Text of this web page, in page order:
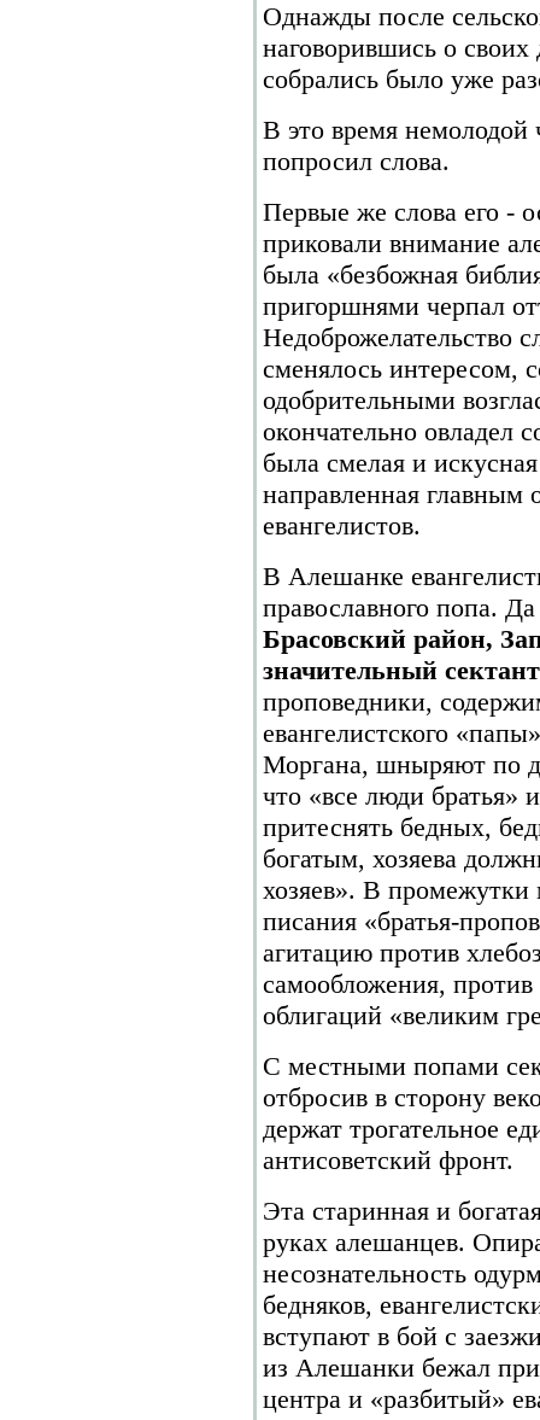
Однажды после
наговорившись о
собрались было уже
В это время немолодой
попросил слова.
Первые же слова его -
приковали внимание
была «безбожная
пригоршнями черпал
Недоброжелательство
сменялось интересом,
одобрительными
окончательно овладел
была смелая и
направленная главным
евангелистов.
В Алешанке
православного попа.
Брасовский район,
значительный
проповедники,
евангелистского
Моргана, шныряют по
что «все люди братья»
притеснять бедных,
богатым, хозяева
хозяев». В
писания «братья-
агитацию против
самообложения, против
облигаций «великим
С местными попами
отбросив в сторону
держат трогательное
антисоветский фронт.
Эта старинная и
руках алешанцев.
несознательность
бедняков,
вступают в бой с
из Алешанки бежал
центра и «разбитый»